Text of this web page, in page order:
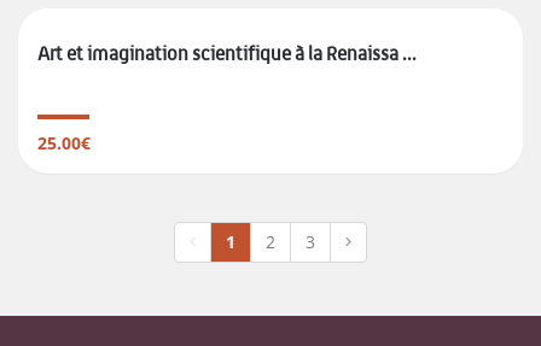
Art et imagination scientifique à la Renaissa ...
25.00€
1 2 3